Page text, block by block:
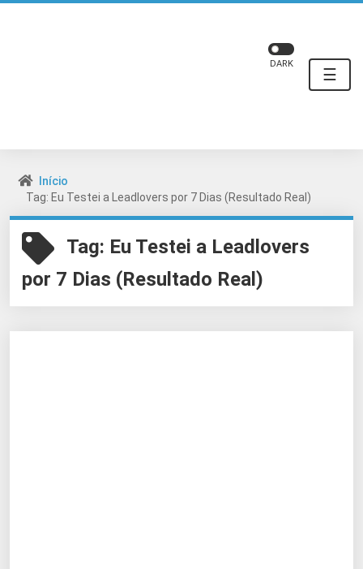
☰
DARK
Início
Tag: Eu Testei a Leadlovers por 7 Dias (Resultado Real)
Tag: Eu Testei a Leadlovers
por 7 Dias (Resultado Real)